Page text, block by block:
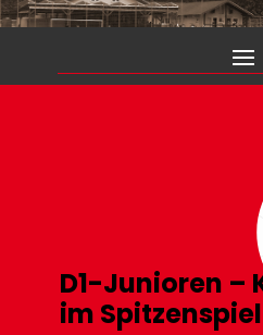
D1-Junioren –
im Spitzenspiel